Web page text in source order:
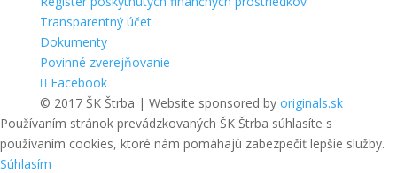
Transparentný účet
Dokumenty
Povinné zverejňovanie
Facebook
© 2017 ŠK Štrba | Website sponsored by originals.sk
Používaním stránok prevádzkovaných ŠK Štrba súhlasíte s
používaním cookies, ktoré nám pomáhajú zabezpečiť lepšie služby.
Súhlasím